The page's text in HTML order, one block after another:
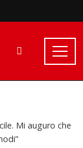
Mi auguro che